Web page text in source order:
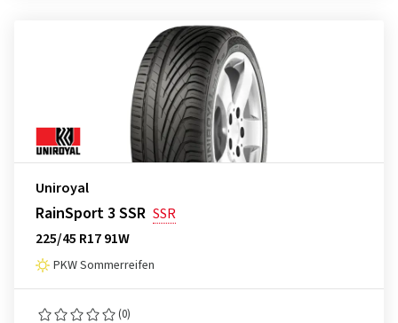
Uniroyal
RainSport 3 SSR SSR
225/45 R17 91W
PKW Sommerreifen
(0)